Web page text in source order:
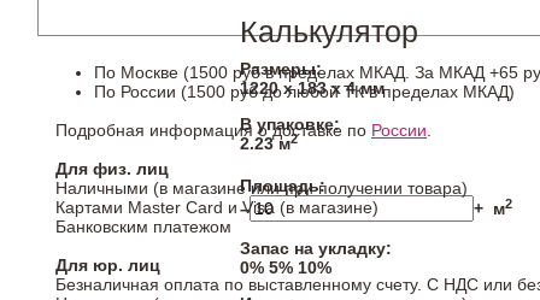
Калькулятор
Размеры:
1220 х 183 х 4 мм
В упаковке:
2.23 м2
Площадь:
–
+ м2
Запас на укладку:
0% 5% 10%
По Москве (1500 руб в пределах МКАД. За МКАД +65
По России (1500 руб до любой ТК в пределах МКАД)
Подробная информация о доставке по России.
Для физ. лиц
Наличными (в магазине или при получении товара)
Картами Master Card и Visa (в магазине)
Банковским платежом
Для юр. лиц
Безналичная оплата по выставленному счету. С НДС или